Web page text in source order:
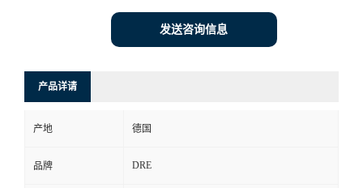
发送咨询信息
产品详请
产地 德国
品牌 DRE